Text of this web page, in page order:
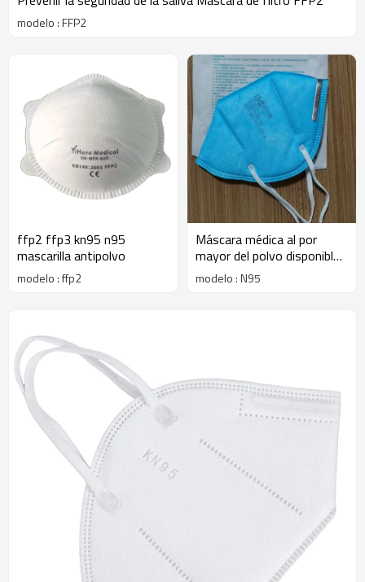
modelo : FFP2
ffp2 ffp3 kn95 n95
mascarilla antipolvo
modelo : ffp2
Máscara médica al por
mayor del polvo disponible
de alta calidad N95
modelo : N95